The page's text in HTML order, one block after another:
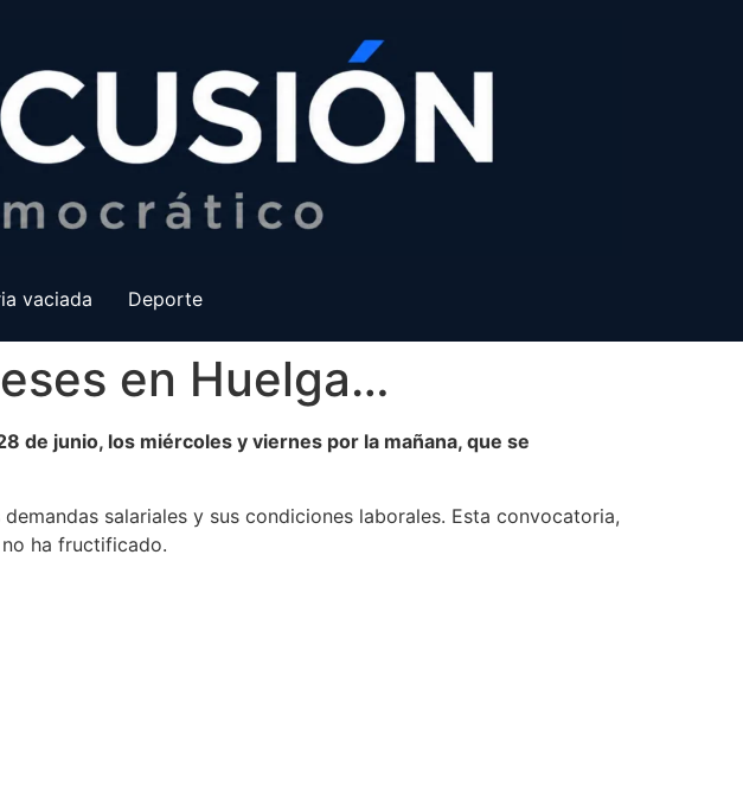
vaciada Deporte
en Huelga…
de junio, los miércoles y viernes por la mañana, que se
salariales y sus condiciones laborales. Esta convocatoria,
ha fructificado.